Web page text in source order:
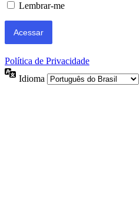
Lembrar-me
Política de Privacidade
Idioma